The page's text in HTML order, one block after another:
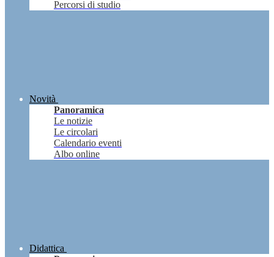
Percorsi di studio
Novità
Panoramica
Le notizie
Le circolari
Calendario eventi
Albo online
Didattica